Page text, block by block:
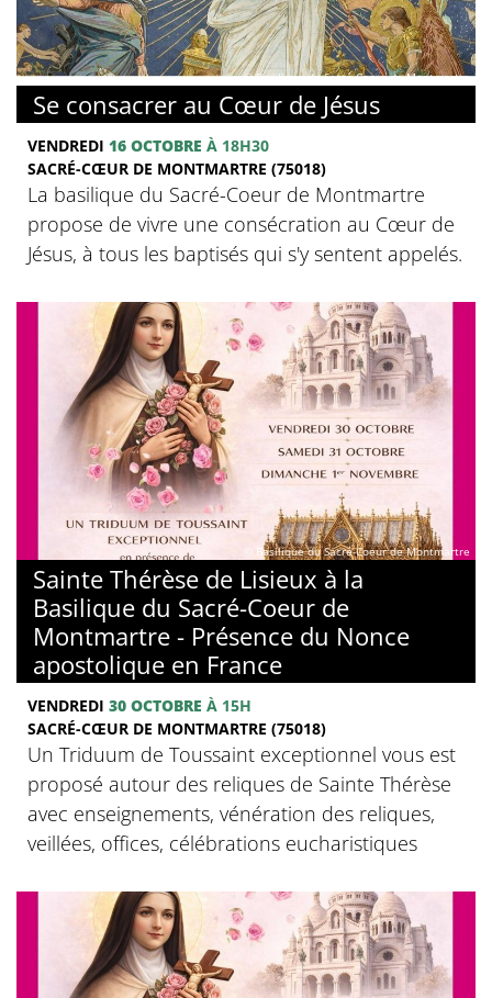
© Basilique du Sacré-Coeur de Montmartre
Se consacrer au Cœur de Jésus
VENDREDI 16 OCTOBRE À 18H30
SACRÉ-CŒUR DE MONTMARTRE (75018)
La basilique du Sacré-Coeur de Montmartre
propose de vivre une consécration au Cœur de
Jésus, à tous les baptisés qui s'y sentent appelés.
© Basilique du Sacré-Coeur de Montmartre
Sainte Thérèse de Lisieux à la
Basilique du Sacré-Coeur de
Montmartre - Présence du Nonce
apostolique en France
VENDREDI 30 OCTOBRE À 15H
SACRÉ-CŒUR DE MONTMARTRE (75018)
Un Triduum de Toussaint exceptionnel vous est
proposé autour des reliques de Sainte Thérèse
avec enseignements, vénération des reliques,
veillées, offices, célébrations eucharistiques